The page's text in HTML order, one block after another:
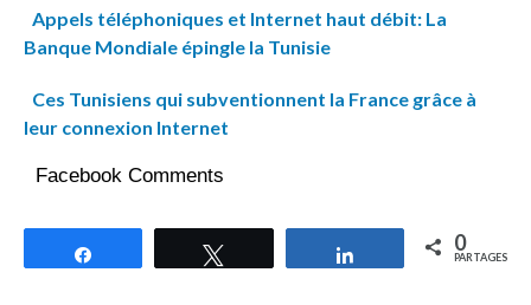
Appels téléphoniques et Internet haut débit: La
Banque Mondiale épingle la Tunisie
Ces Tunisiens qui subventionnent la France grâce à
leur connexion Internet
Facebook Comments
Partagez 0
PARTAGES